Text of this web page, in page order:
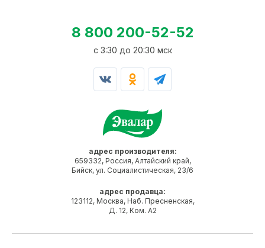
адрес производителя:
659332, Россия, Алтайский край,
Бийск, ул. Социалистическая, 23/6
адрес продавца:
123112, Москва, Наб. Пресненская,
Д. 12, Ком. А2
8 800 200-52-52
c 3:30 до 20:30 мск